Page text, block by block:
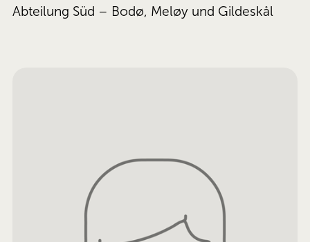
Abteilung Süd – Bodø, Meløy und Gildeskål